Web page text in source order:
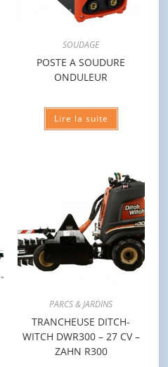
SOUDAGE
POSTE A SOUDURE
ONDULEUR
Lire la suite
PARCS & JARDINS
TRANCHEUSE DITCH-
WITCH DWR300 – 27 CV –
ZAHN R300